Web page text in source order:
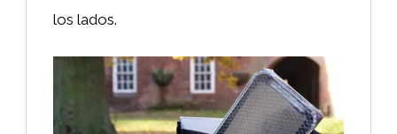
los lados.